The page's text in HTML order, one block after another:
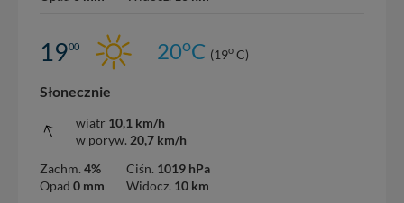
1900 20oC (19o C)
Słonecznie
wiatr 10,1 km/h
w poryw. 20,7 km/h
Zachm. 4%
Opad 0 mm
Ciśn. 1019 hPa
Widocz. 10 km